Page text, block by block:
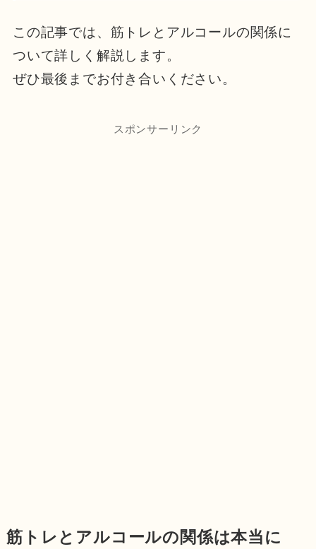
この記事では、筋トレとアルコールの関係に
ついて詳しく解説します。
ぜひ最後までお付き合いください。
スポンサーリンク
筋トレとアルコールの関係は本当に